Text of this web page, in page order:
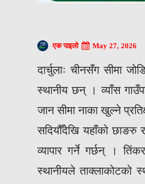
एक पाइलो May 27, 2026
दार्चुलाः चीनसँग सीमा
स्थानीय छन् । व्याँस
जान सीमा नाका खुल्ने
सदियौँदेखि यहाँको छाङरु
व्यापार गर्ने गर्छन् ।
स्थानीयले ताक्लाकोटको